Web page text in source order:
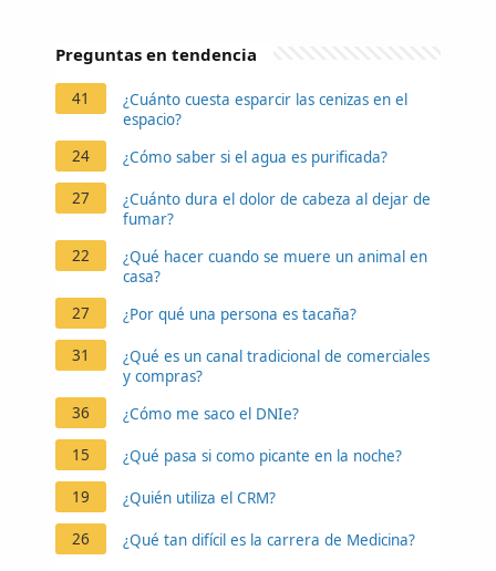
Preguntas en tendencia
41
¿Cuánto cuesta esparcir las cenizas en el
espacio?
24
¿Cómo saber si el agua es purificada?
27
¿Cuánto dura el dolor de cabeza al dejar de
fumar?
22
¿Qué hacer cuando se muere un animal en
casa?
27
¿Por qué una persona es tacaña?
31
¿Qué es un canal tradicional de comerciales
y compras?
36
¿Cómo me saco el DNIe?
15 ¿Qué pasa si como picante en la noche?
19 ¿Quién utiliza el CRM?
26 ¿Qué tan difícil es la carrera de Medicina?